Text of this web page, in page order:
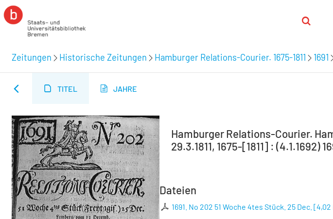
Zeitungen Historische Zeitungen Hamburger Relations-Courier. 1675-1811 1691
TITEL JAHRE
Hamburger Relations-Courier.
29.3.1811, 1675-[1811] : (4.1.1692)
Dateien
1691. No 202 51 Woche 4tes Stück. 25 Dec. [4,02